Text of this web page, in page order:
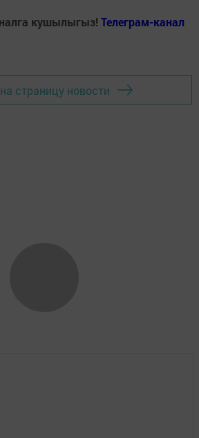
кушылыгыз! Телеграм-канал
страницу новости